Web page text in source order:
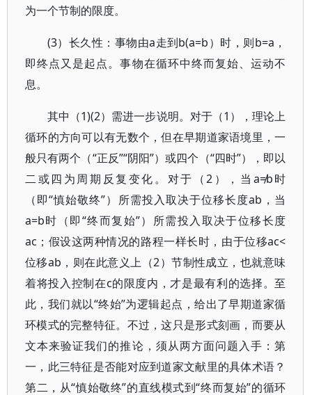
为一个节制的限度。
(3）长久性：事物由a走到b(a=b）时，则b=a，
即终点又是起点。事物在循环中终而复始、运动不
息。
其中（1)(2）需进一步说明。对于（1），理论上
循环的方向可以有无数个，但在早期道家语境里，一
般只有两个（“正反”“阴阳”）或四个（“四时”），即以
二或四为周期反复变化。对于（2），当a≠b时
（即“慎始敬终”）所需投入取决于位移长度ab，当
a=b时（即“终而复始”）所需投入取决于位移长度
ac；假设这两种情况的路程一样长时，由于位移ac<
位移ab，则在此意义上（2）节制性成立，也就意味
着将投入控制在c的限度内，才是最有利的选择。至
此，我们就以“终始”为逻辑起点，给出了早期道家循
环模式的完整特征。不过，这只是形式刻画，而要从
文本来验证我们的推论，须从两方面问题入手：第
一，此三特征是否能对应到道家文献里的具体术语？
第二，从“慎始敬终”的直线模式到“终而复始”的循环